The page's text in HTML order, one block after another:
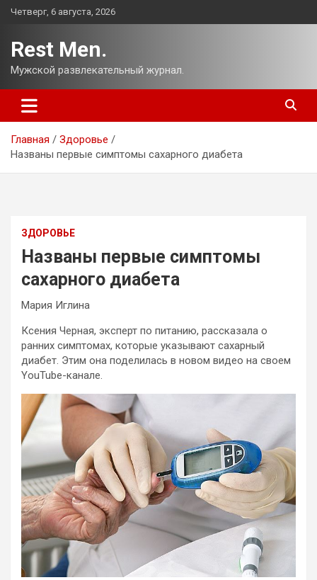
Перейти
Четверг, 6 августа, 2026
Rest Men.
Мужской развлекательный журнал.
Главная
Здоровье
Названы первые симптомы сахарного диабета
ЗДОРОВЬЕ
Названы первые симптомы
сахарного диабета
Мария Иглина
Ксения Черная, эксперт по питанию, рассказала о
ранних симптомах, которые указывают сахарный
диабет. Этим она поделилась в новом видео на своем
YouTube-канале.